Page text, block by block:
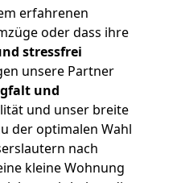
erfahrenen
oder dass ihre
stressfrei
unsere Partner
und
und unser breite
der optimalen Wahl
nach
kleine Wohnung